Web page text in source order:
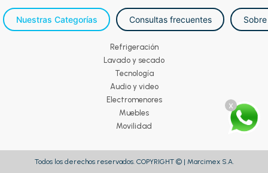
x
Nuestras Categorías Consultas frecuentes
Refrigeración
Lavado y secado
Tecnología
Audio y video
Electromenores
Muebles
Movilidad
Todos los derechos reservados. COPYRIGHT © | Marcimex S.A.